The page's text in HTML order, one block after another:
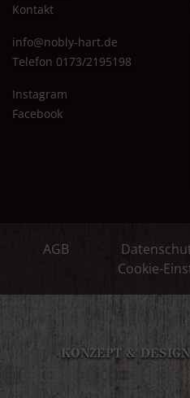
Kontakt
info@nobly-hart.de
Telefon 0173/2195198
Instagram
Facebook
AGB
Cookie-
KONZEPT &